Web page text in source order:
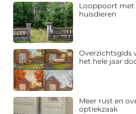
Looppoort met
huisdieren
Overzichtsgids
het hele jaar
Meer rust en
optiekzaak